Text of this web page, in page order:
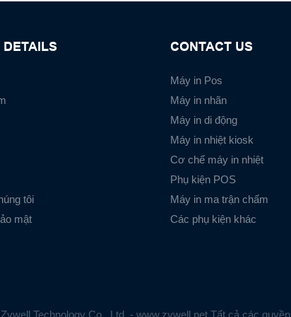
DETAILS
tôi
mật
CONTACT US
Máy in Pos
Máy in nhãn
Máy in di động
Máy in nhiệt kiosk
Cơ chế máy in nhiệt
Phụ kiện POS
Máy in ma trận chấm
Các phụ kiện khác